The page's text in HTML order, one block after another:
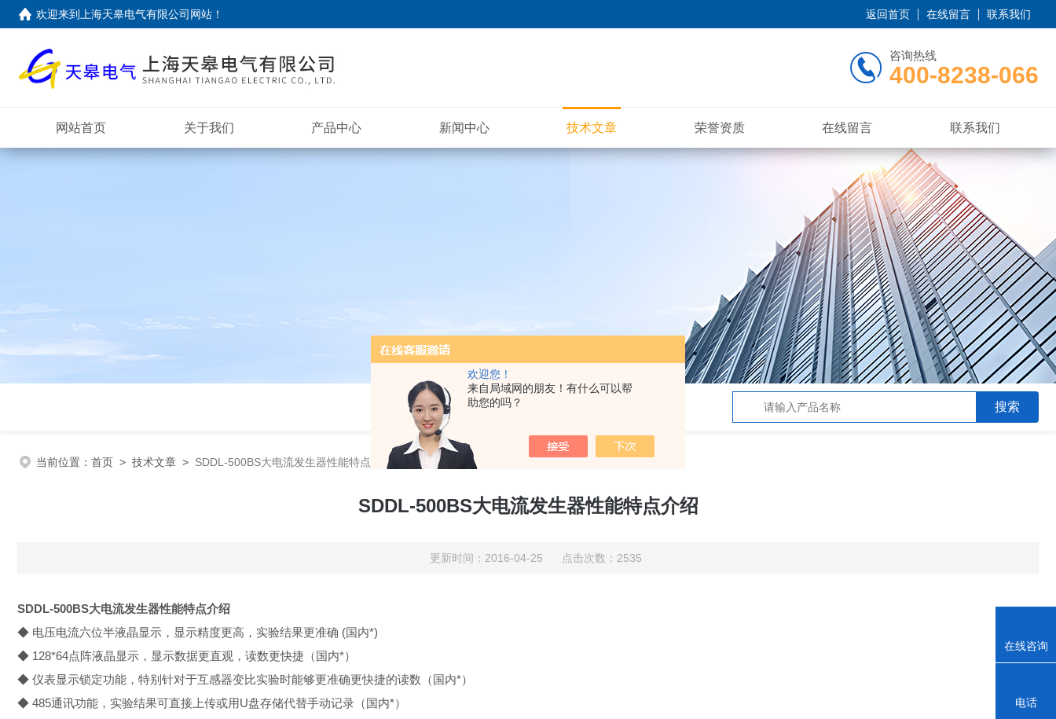
欢迎您！
来自局域网的朋友！有什么可以帮
助您的吗？
欢迎来到上海天皋电气有限公司网站！ 返回首页 在线留言 联系我们
咨询热线
400-8238-066
网站首页 关于我们 产品中心 新闻中心 技术文章 荣誉资质 在线留言 联系我们
当前位置： 首页 > 技术文章 > SDDL-500BS大电流发生器性能特点介绍
SDDL-500BS大电流发生器性能特点介绍
更新时间：2016-04-25 点击次数：2535
SDDL-500BS大电流发生器性能特点介绍
◆ 电压电流六位半液晶显示，显示精度更高，实验结果更准确 (国内*)
◆ 128*64点阵液晶显示，显示数据更直观，读数更快捷（国内*）
◆ 仪表显示锁定功能，特别针对于互感器变比实验时能够更准确更快捷的读数（国内*）
◆ 485通讯功能，实验结果可直接上传或用U盘存储代替手动记录（国内*）
在线咨询
电话